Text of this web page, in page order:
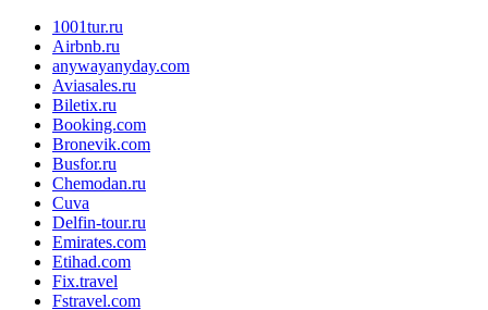
1001tur.ru
Airbnb.ru
anywayanyday.com
Aviasales.ru
Biletix.ru
Booking.com
Bronevik.com
Busfor.ru
Chemodan.ru
Cuva
Delfin-tour.ru
Emirates.com
Etihad.com
Fix.travel
Fstravel.com